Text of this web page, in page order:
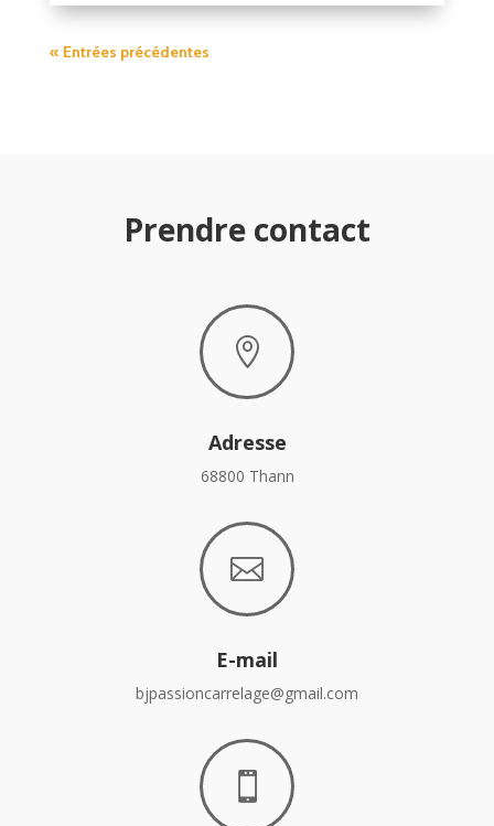
« Entrées précédentes
Prendre contact

Adresse
68800 Thann

E-mail
bjpassioncarrelage@gmail.com
